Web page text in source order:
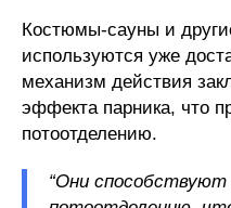
Костюмы-сауны и
используются уже
механизм действия
эффекта парника, что
потоотделению.
“Они